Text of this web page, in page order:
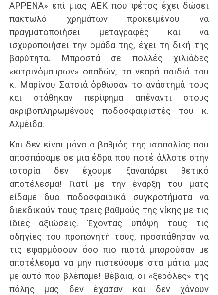
ΑΡΡΕΝΑ» επί μιας ΑΕΚ που φέτος έχει δώσει
πακτωλό χρημάτων προκειμένου να
πραγματοποιήσει μεταγραφές και να
ισχυροποιήσει την ομάδα της, έχει τη δική της
βαρύτητα. Μπροστά σε πολλές χιλιάδες
«κιτρινόμαυρων» οπαδών, τα νεαρά παιδιά του
κ. Μαρίνου Σατσιά όρθωσαν το ανάστημά τους
και στάθηκαν περίφημα απέναντι στους
ακριβοπληρωμένους ποδοσφαιριστές του κ.
Αλμέιδα.
Και δεν είναι μόνο ο βαθμός της ισοπαλίας που
αποσπάσαμε σε μια έδρα που ποτέ άλλοτε στην
ιστορία δεν έχουμε ξαναπάρει θετικό
αποτέλεσμα! Γιατί με την έναρξη του ματς
είδαμε δυο ποδοσφαιρικά συγκροτήματα να
διεκδικούν τους τρεις βαθμούς της νίκης με τις
ίδιες αξιώσεις. Έχοντας υπόψη τους τις
οδηγίες του προπονητή τους, προσπάθησαν να
τις εφαρμόσουν όσο πιο πιστά μπορούσαν με
αποτέλεσμα να μην πιστεύουμε στα μάτια μας
με αυτό που βλέπαμε! Βέβαια, οι «ξερόλες» της
πόλης μας δεν έχασαν και δεν χάνουν